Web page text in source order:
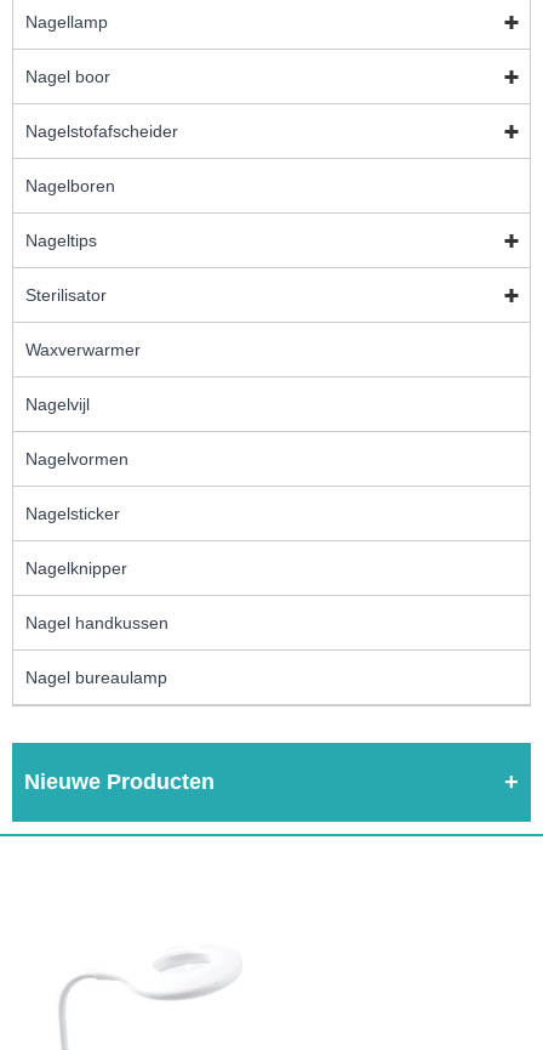
Nagellamp
Nagel boor
Nagelstofafscheider
Nagelboren
Nageltips
Sterilisator
Waxverwarmer
Nagelvijl
Nagelvormen
Nagelsticker
Nagelknipper
Nagel handkussen
Nagel bureaulamp
Nieuwe Producten